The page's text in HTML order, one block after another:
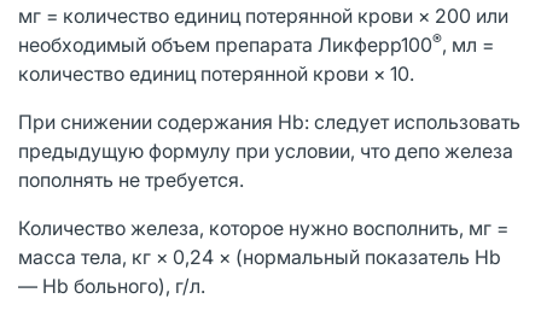
мг = количество единиц потерянной крови × 200 или
необходимый объем препарата Ликферр100®, мл =
количество единиц потерянной крови × 10.
При снижении содержания Нb: следует использовать
предыдущую формулу при условии, что депо железа
пополнять не требуется.
Количество железа, которое нужно восполнить, мг =
масса тела, кг × 0,24 × (нормальный показатель Hb
— Hb больного), г/л.